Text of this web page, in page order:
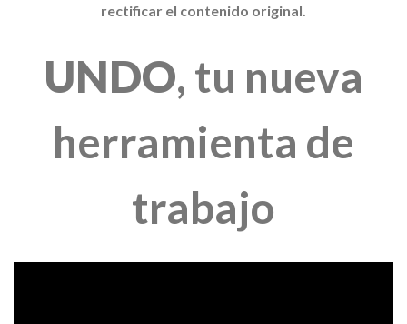
rectificar el contenido original.
UNDO, tu nueva
herramienta de
trabajo